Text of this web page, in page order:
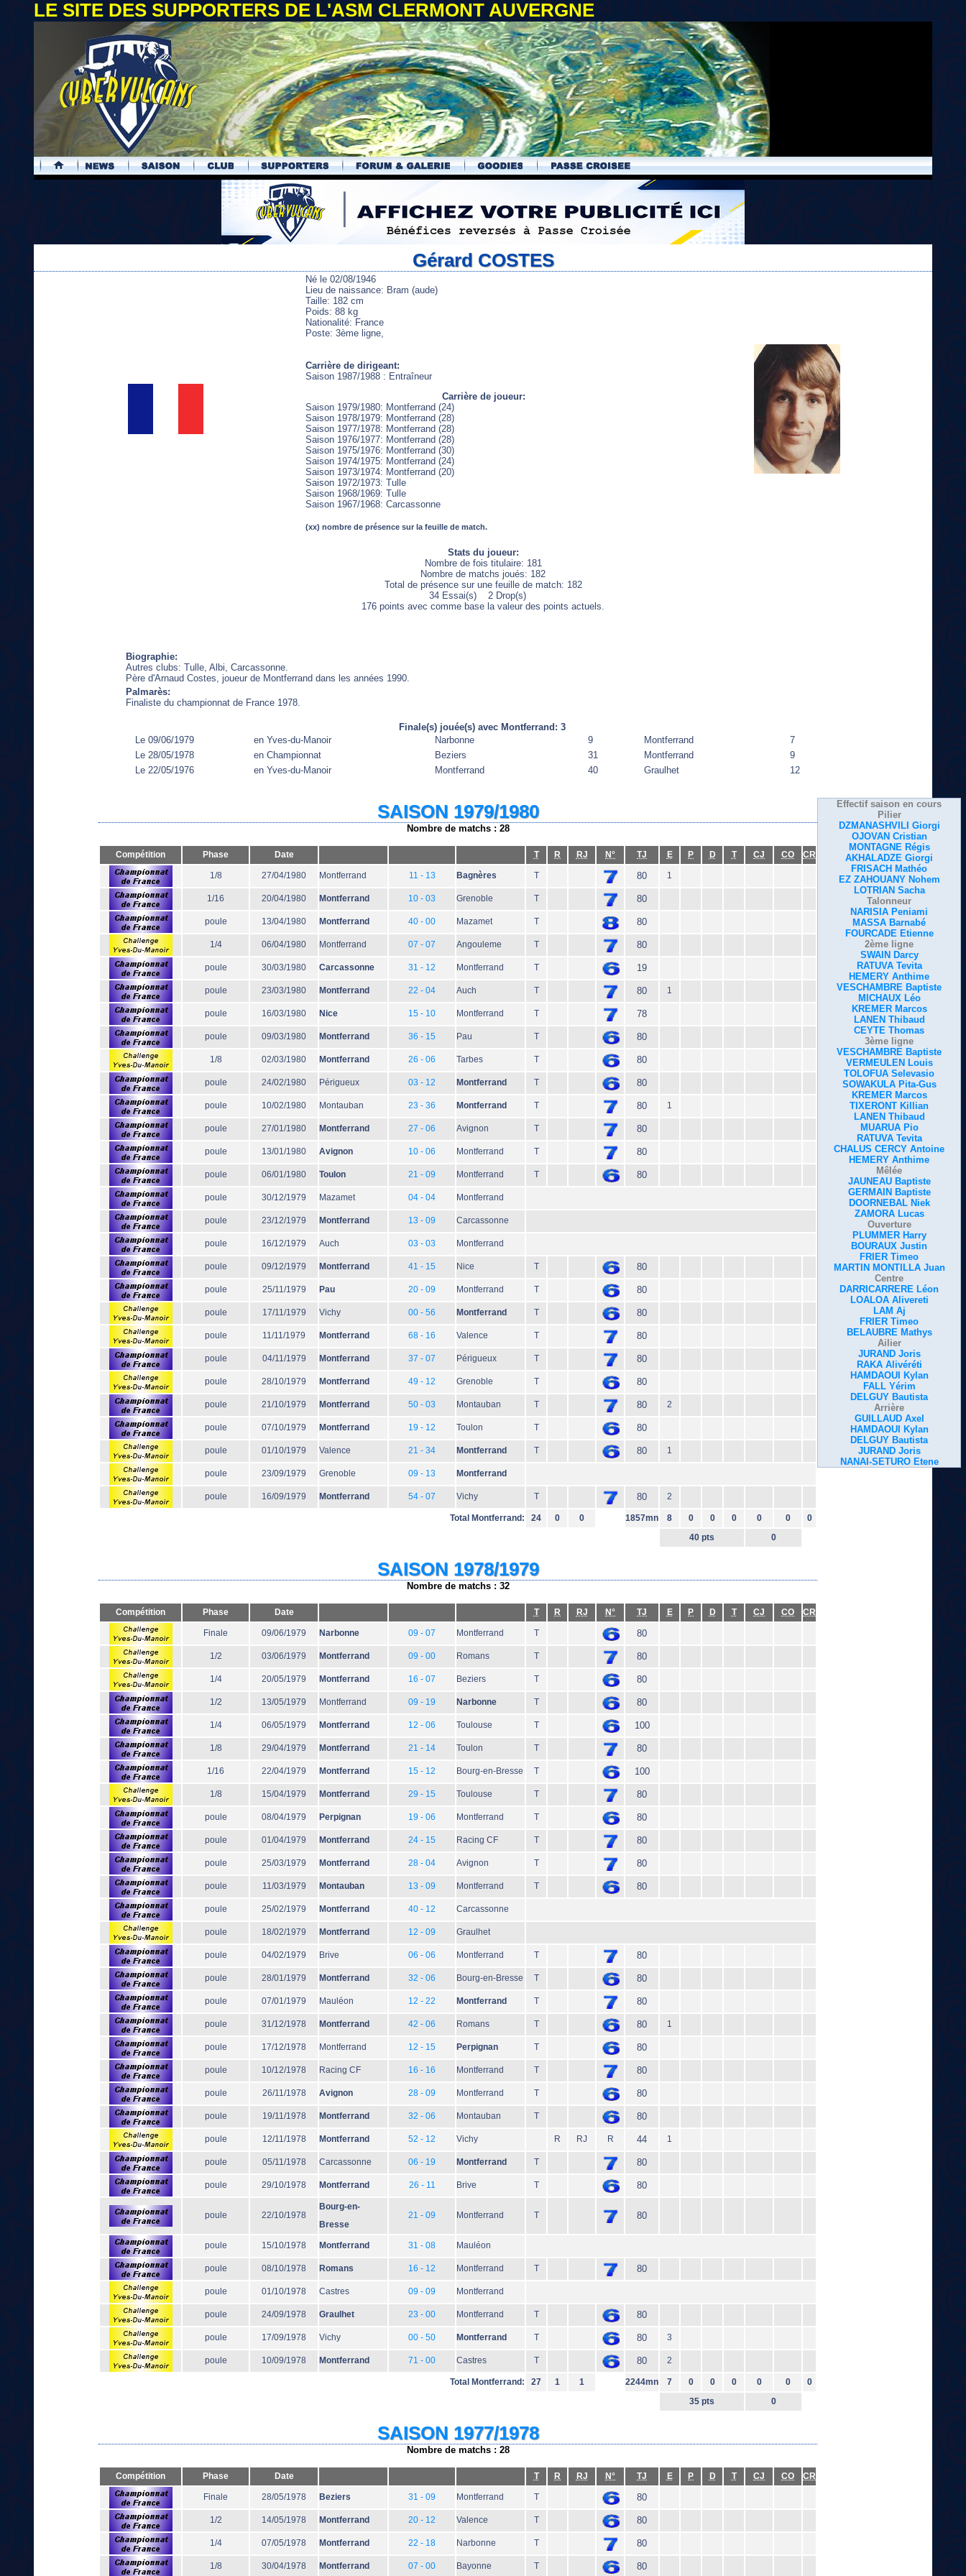
LE SITE DES SUPPORTERS DE L'ASM CLERMONT AUVERGNE
.
Gérard COSTES
Né le 02/08/1946
Lieu de naissance: Bram (aude)
Taille: 182 cm
Poids: 88 kg
Nationalité: France
Poste: 3ème ligne,
Carrière de dirigeant:
Saison 1987/1988 : Entraîneur
Carrière de joueur:
Saison 1979/1980: Montferrand (24)
Saison 1978/1979: Montferrand (28)
Saison 1977/1978: Montferrand (28)
Saison 1976/1977: Montferrand (28)
Saison 1975/1976: Montferrand (30)
Saison 1974/1975: Montferrand (24)
Saison 1973/1974: Montferrand (20)
Saison 1972/1973: Tulle
Saison 1968/1969: Tulle
Saison 1967/1968: Carcassonne
(xx) nombre de présence sur la feuille de match.
Stats du joueur:
Nombre de fois titulaire: 181
Nombre de matchs joués: 182
Total de présence sur une feuille de match: 182
34 Essai(s) 2 Drop(s)
176 points avec comme base la valeur des points actuels.
Biographie:
Autres clubs: Tulle, Albi, Carcassonne.
Père d'Arnaud Costes, joueur de Montferrand dans les années 1990.
Palmarès:
Finaliste du championnat de France 1978.
Finale(s) jouée(s) avec Montferrand: 3
Le 09/06/1979
en Yves-du-Manoir Narbonne 9 Montferrand
7
Le 28/05/1978
en Championnat Beziers 31 Montferrand
9
Le 22/05/1976
en Yves-du-Manoir Montferrand 40 Graulhet 12
Effectif saison en cours
Pilier
DZMANASHVILI Giorgi
OJOVAN Cristian
MONTAGNE Régis
AKHALADZE Giorgi
FRISACH Mathéo
EZ ZAHOUANY Nohem
LOTRIAN Sacha
Talonneur
NARISIA Peniami
MASSA Barnabé
FOURCADE Etienne
2ème ligne
SWAIN Darcy
RATUVA Tevita
HEMERY Anthime
VESCHAMBRE Baptiste
MICHAUX Léo
KREMER Marcos
LANEN Thibaud
CEYTE Thomas
3ème ligne
VESCHAMBRE Baptiste
VERMEULEN Louis
TOLOFUA Selevasio
SOWAKULA Pita-Gus
KREMER Marcos
TIXERONT Killian
LANEN Thibaud
MUARUA Pio
RATUVA Tevita
CHALUS CERCY Antoine
HEMERY Anthime
Mêlée
JAUNEAU Baptiste
GERMAIN Baptiste
DOORNEBAL Niek
ZAMORA Lucas
Ouverture
PLUMMER Harry
BOURAUX Justin
FRIER Timeo
MARTIN MONTILLA Juan
Centre
DARRICARRERE Léon
LOALOA Alivereti
LAM Aj
FRIER Timeo
BELAUBRE Mathys
Ailier
JURAND Joris
RAKA Alivéréti
HAMDAOUI Kylan
FALL Yérim
DELGUY Bautista
Arrière
GUILLAUD Axel
HAMDAOUI Kylan
DELGUY Bautista
JURAND Joris
NANAI-SETURO Etene
SAISON 1979/1980
Nombre de matchs : 28
Compétition Phase Date T R RJ N° TJ E P D T CJ CO CR
1/8 27/04/1980 Montferrand 11 - 13 Bagnères T 80 1
1/16 20/04/1980 Montferrand 10 - 03 Grenoble T 80
poule 13/04/1980 Montferrand 40 - 00 Mazamet T 80
1/4 06/04/1980 Montferrand 07 - 07 Angouleme T 80
poule 30/03/1980 Carcassonne 31 - 12 Montferrand T 19
poule 23/03/1980 Montferrand 22 - 04 Auch T 80 1
poule 16/03/1980 Nice 15 - 10 Montferrand T 78
poule 09/03/1980 Montferrand 36 - 15 Pau T 80
1/8 02/03/1980 Montferrand 26 - 06 Tarbes T 80
poule 24/02/1980 Périgueux 03 - 12 Montferrand T 80
poule 10/02/1980 Montauban 23 - 36 Montferrand T 80 1
poule 27/01/1980 Montferrand 27 - 06 Avignon T 80
poule 13/01/1980 Avignon 10 - 06 Montferrand T 80
poule 06/01/1980 Toulon 21 - 09 Montferrand T 80
poule 30/12/1979 Mazamet 04 - 04 Montferrand
poule 23/12/1979 Montferrand 13 - 09 Carcassonne
poule 16/12/1979 Auch 03 - 03 Montferrand
poule 09/12/1979 Montferrand 41 - 15 Nice T 80
poule 25/11/1979 Pau 20 - 09 Montferrand T 80
poule 17/11/1979 Vichy 00 - 56 Montferrand T 80
poule 11/11/1979 Montferrand 68 - 16 Valence T 80
poule 04/11/1979 Montferrand 37 - 07 Périgueux T 80
poule 28/10/1979 Montferrand 49 - 12 Grenoble T 80
poule 21/10/1979 Montferrand 50 - 03 Montauban T 80 2
poule 07/10/1979 Montferrand 19 - 12 Toulon T 80
poule 01/10/1979 Valence 21 - 34 Montferrand T 80 1
poule 23/09/1979 Grenoble 09 - 13 Montferrand
poule 16/09/1979 Montferrand 54 - 07 Vichy T 80 2
Total Montferrand: 24 0 0 1857mn 8 0 0 0 0 0
0
40 pts
0
SAISON 1978/1979
Nombre de matchs : 32
Compétition Phase Date T R RJ N° TJ E P D T CJ CO CR
Finale 09/06/1979 Narbonne 09 - 07 Montferrand T 80
1/2 03/06/1979 Montferrand 09 - 00 Romans T 80
1/4 20/05/1979 Montferrand 16 - 07 Beziers T 80
1/2 13/05/1979 Montferrand 09 - 19 Narbonne T 80
1/4 06/05/1979 Montferrand 12 - 06 Toulouse T 100
1/8 29/04/1979 Montferrand 21 - 14 Toulon T 80
1/16 22/04/1979 Montferrand 15 - 12 Bourg-en-Bresse T 100
1/8 15/04/1979 Montferrand 29 - 15 Toulouse T 80
poule 08/04/1979 Perpignan 19 - 06 Montferrand T 80
poule 01/04/1979 Montferrand 24 - 15 Racing CF T 80
poule 25/03/1979 Montferrand 28 - 04 Avignon T 80
poule 11/03/1979 Montauban 13 - 09 Montferrand T 80
poule 25/02/1979 Montferrand 40 - 12 Carcassonne
poule 18/02/1979 Montferrand 12 - 09 Graulhet
poule 04/02/1979 Brive 06 - 06 Montferrand T 80
poule 28/01/1979 Montferrand 32 - 06 Bourg-en-Bresse T 80
poule 07/01/1979 Mauléon 12 - 22 Montferrand T 80
poule 31/12/1978 Montferrand 42 - 06 Romans T 80 1
poule 17/12/1978 Montferrand 12 - 15 Perpignan T 80
poule 10/12/1978 Racing CF 16 - 16 Montferrand T 80
poule 26/11/1978 Avignon 28 - 09 Montferrand T 80
poule 19/11/1978 Montferrand 32 - 06 Montauban T 80
poule 12/11/1978 Montferrand 52 - 12 Vichy R RJ R 44 1
poule 05/11/1978 Carcassonne 06 - 19 Montferrand T 80
poule 29/10/1978 Montferrand 26 - 11 Brive T 80
poule 22/10/1978
Bourg-en-
Bresse
21 - 09 Montferrand T 80
poule 15/10/1978 Montferrand 31 - 08 Mauléon
poule 08/10/1978 Romans 16 - 12 Montferrand T 80
poule 01/10/1978 Castres 09 - 09 Montferrand
poule 24/09/1978 Graulhet 23 - 00 Montferrand T 80
poule 17/09/1978 Vichy 00 - 50 Montferrand T 80 3
poule 10/09/1978 Montferrand 71 - 00 Castres T 80 2
Total Montferrand: 27 1 1 2244mn 7 0 0 0 0 0
0
35 pts
0
SAISON 1977/1978
Nombre de matchs : 28
Compétition Phase Date T R RJ N° TJ E P D T CJ CO CR
Finale 28/05/1978 Beziers 31 - 09 Montferrand T 80
1/2 14/05/1978 Montferrand 20 - 12 Valence T 80
1/4 07/05/1978 Montferrand 22 - 18 Narbonne T 80
1/8 30/04/1978 Montferrand 07 - 00 Bayonne T 80